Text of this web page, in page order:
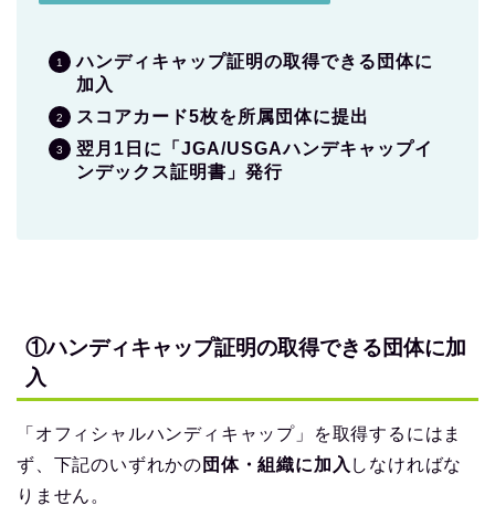
ハンディキャップ証明の取得できる団体に
加入
スコアカード5枚を所属団体に提出
翌月1日に「JGA/USGAハンデキャップイ
ンデックス証明書」発行
①ハンディキャップ証明の取得できる団体に加
入
「オフィシャルハンディキャップ」を取得するにはま
ず、下記のいずれかの 団体・組織に加入 しなければな
りません。